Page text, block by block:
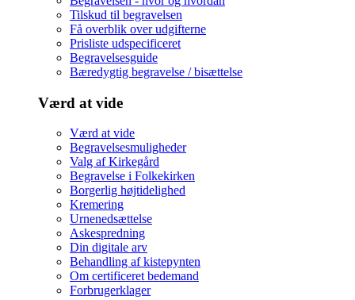
Tilskud til begravelsen
Få overblik over udgifterne
Prisliste udspecificeret
Begravelsesguide
Bæredygtig begravelse / bisættelse
Værd at vide
Værd at vide
Begravelsesmuligheder
Valg af Kirkegård
Begravelse i Folkekirken
Borgerlig højtidelighed
Kremering
Urnenedsættelse
Askespredning
Din digitale arv
Behandling af kistepynten
Om certificeret bedemand
Forbrugerklager